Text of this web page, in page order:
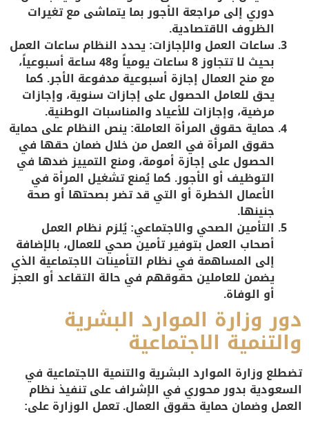
دوري إلى مراجعة الأجور بما يتماشى مع تغيرات
الظروف الاقتصادية.
ساعات العمل والإجازات: يحدد النظام ساعات العمل
بحيث لا تتجاوز 8 ساعات يومياً و48 ساعة أسبوعياً،
مع منح العمال إجازة أسبوعية مدفوعة الأجر. كما
يحق للعامل الحصول على إجازات سنوية، وإجازات
مرضية، وإجازات للأعياد والمناسبات الوطنية.
حماية حقوق المرأة العاملة: ينص النظام على حماية
حقوق المرأة في العمل من خلال ضمان حقها في
الحصول على إجازة أمومة، ومنع التمييز ضدها في
التوظيف أو الأجور. كما يُمنع تشغيل المرأة في
الأعمال الخطرة أو التي قد تضر بصحتها أو صحة
جنينها.
التأمين الصحي والاجتماعي: يُلزم نظام العمل
أصحاب العمل بتوفير تأمين صحي للعمال، بالإضافة
إلى المساهمة في نظام التأمينات الاجتماعية الذي
يضمن للعاملين حقوقهم في حالة التقاعد أو العجز
أو الوفاة.
دور وزارة الموارد البشرية
والتنمية الاجتماعية
تضطلع وزارة الموارد البشرية والتنمية الاجتماعية في
السعودية بدور محوري في الإشراف على تنفيذ نظام
العمل وضمان حماية حقوق العمال. تعمل الوزارة على: